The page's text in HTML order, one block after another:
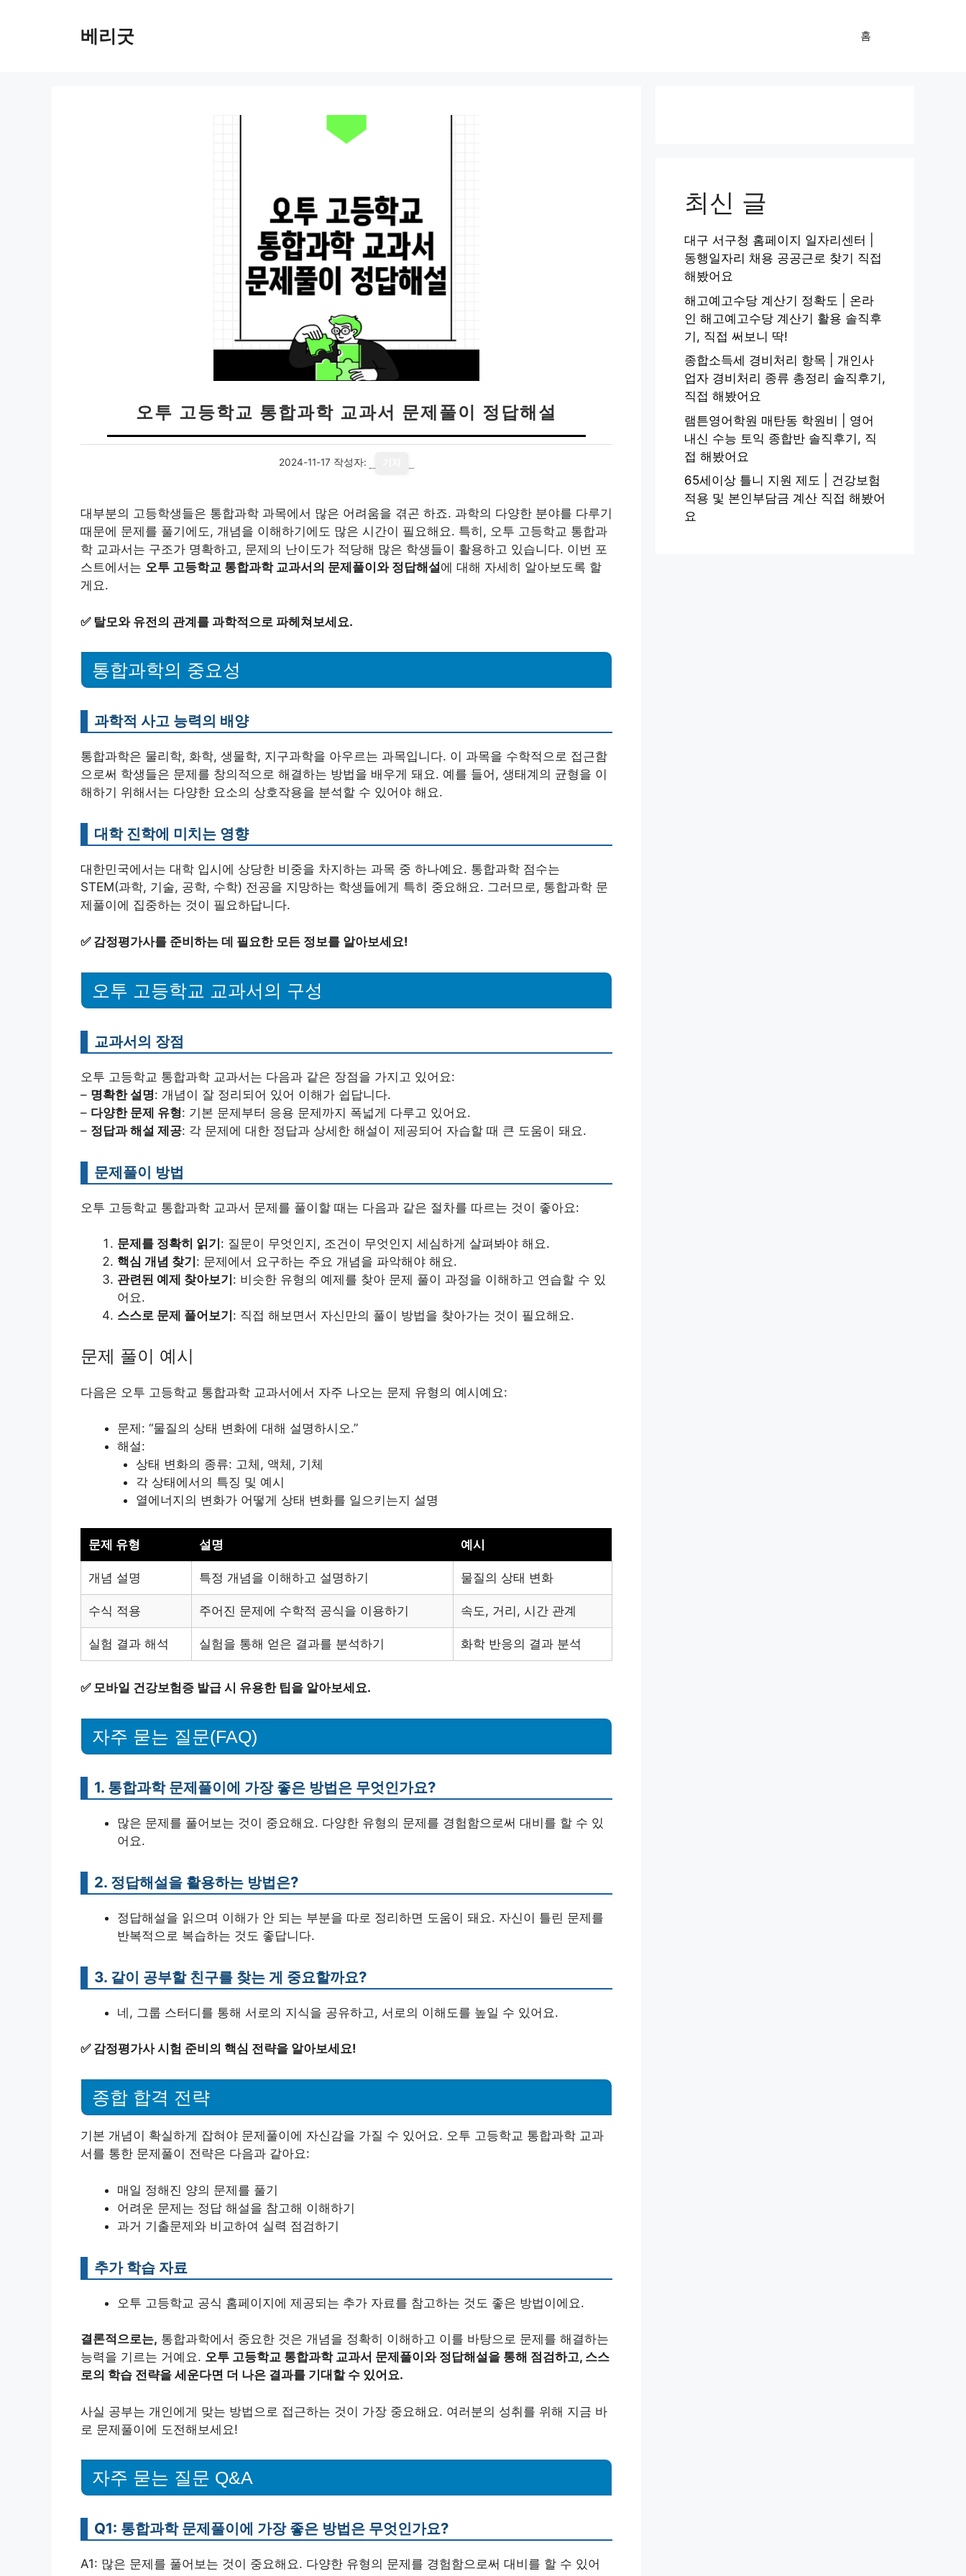
베리굿 홈
오투 고등학교 통합과학 교과서 문제풀이 정답해설
2024-11-17 작성자:
대부분의 고등학생들은 통합과학 과목에서 많은 어려움을 겪곤 하죠. 과학의 다양한 분야를 다루기
때문에 문제를 풀기에도, 개념을 이해하기에도 많은 시간이 필요해요. 특히, 오투 고등학교 통합과
학 교과서는 구조가 명확하고, 문제의 난이도가 적당해 많은 학생들이 활용하고 있습니다. 이번 포
스트에서는 오투 고등학교 통합과학 교과서의 문제풀이와 정답해설에 대해 자세히 알아보도록 할
게요.
✅ 탈모와 유전의 관계를 과학적으로 파헤쳐보세요.
통합과학의 중요성
과학적 사고 능력의 배양
통합과학은 물리학, 화학, 생물학, 지구과학을 아우르는 과목입니다. 이 과목을 수학적으로 접근함
으로써 학생들은 문제를 창의적으로 해결하는 방법을 배우게 돼요. 예를 들어, 생태계의 균형을 이
해하기 위해서는 다양한 요소의 상호작용을 분석할 수 있어야 해요.
대학 진학에 미치는 영향
대한민국에서는 대학 입시에 상당한 비중을 차지하는 과목 중 하나예요. 통합과학 점수는
STEM(과학, 기술, 공학, 수학) 전공을 지망하는 학생들에게 특히 중요해요. 그러므로, 통합과학 문
제풀이에 집중하는 것이 필요하답니다.
✅ 감정평가사를 준비하는 데 필요한 모든 정보를 알아보세요!
오투 고등학교 교과서의 구성
교과서의 장점
오투 고등학교 통합과학 교과서는 다음과 같은 장점을 가지고 있어요:
– 명확한 설명: 개념이 잘 정리되어 있어 이해가 쉽답니다.
– 다양한 문제 유형: 기본 문제부터 응용 문제까지 폭넓게 다루고 있어요.
– 정답과 해설 제공: 각 문제에 대한 정답과 상세한 해설이 제공되어 자습할 때 큰 도움이 돼요.
문제풀이 방법
오투 고등학교 통합과학 교과서 문제를 풀이할 때는 다음과 같은 절차를 따르는 것이 좋아요:
문제를 정확히 읽기 : 질문이 무엇인지, 조건이 무엇인지 세심하게 살펴봐야 해요.
핵심 개념 찾기 : 문제에서 요구하는 주요 개념을 파악해야 해요.
관련된 예제 찾아보기 : 비슷한 유형의 예제를 찾아 문제 풀이 과정을 이해하고 연습할 수 있
어요.
스스로 문제 풀어보기 : 직접 해보면서 자신만의 풀이 방법을 찾아가는 것이 필요해요.
문제 풀이 예시
다음은 오투 고등학교 통합과학 교과서에서 자주 나오는 문제 유형의 예시예요:
문제: “물질의 상태 변화에 대해 설명하시오.”
해설:
상태 변화의 종류: 고체, 액체, 기체
각 상태에서의 특징 및 예시
열에너지의 변화가 어떻게 상태 변화를 일으키는지 설명
문제 유형 설명 예시
개념 설명 특정 개념을 이해하고 설명하기 물질의 상태 변화
수식 적용 주어진 문제에 수학적 공식을 이용하기 속도, 거리, 시간 관계
실험 결과 해석 실험을 통해 얻은 결과를 분석하기 화학 반응의 결과 분석
✅ 모바일 건강보험증 발급 시 유용한 팁을 알아보세요.
자주 묻는 질문(FAQ)
1. 통합과학 문제풀이에 가장 좋은 방법은 무엇인가요?
많은 문제를 풀어보는 것이 중요해요. 다양한 유형의 문제를 경험함으로써 대비를 할 수 있
어요.
2. 정답해설을 활용하는 방법은?
정답해설을 읽으며 이해가 안 되는 부분을 따로 정리하면 도움이 돼요. 자신이 틀린 문제를
반복적으로 복습하는 것도 좋답니다.
3. 같이 공부할 친구를 찾는 게 중요할까요?
네, 그룹 스터디를 통해 서로의 지식을 공유하고, 서로의 이해도를 높일 수 있어요.
✅ 감정평가사 시험 준비의 핵심 전략을 알아보세요!
종합 합격 전략
기본 개념이 확실하게 잡혀야 문제풀이에 자신감을 가질 수 있어요. 오투 고등학교 통합과학 교과
서를 통한 문제풀이 전략은 다음과 같아요:
매일 정해진 양의 문제를 풀기
어려운 문제는 정답 해설을 참고해 이해하기
과거 기출문제와 비교하여 실력 점검하기
추가 학습 자료
오투 고등학교 공식 홈페이지에 제공되는 추가 자료를 참고하는 것도 좋은 방법이에요.
결론적으로는, 통합과학에서 중요한 것은 개념을 정확히 이해하고 이를 바탕으로 문제를 해결하는
능력을 기르는 거예요. 오투 고등학교 통합과학 교과서 문제풀이와 정답해설을 통해 점검하고, 스스
로의 학습 전략을 세운다면 더 나은 결과를 기대할 수 있어요.
사실 공부는 개인에게 맞는 방법으로 접근하는 것이 가장 중요해요. 여러분의 성취를 위해 지금 바
로 문제풀이에 도전해보세요!
자주 묻는 질문 Q&A
Q1: 통합과학 문제풀이에 가장 좋은 방법은 무엇인가요?
A1: 많은 문제를 풀어보는 것이 중요해요. 다양한 유형의 문제를 경험함으로써 대비를 할 수 있어
최신 글
대구 서구청 홈페이지 일자리센터 |
동행일자리 채용 공공근로 찾기 직접
해봤어요
해고예고수당 계산기 정확도 | 온라
인 해고예고수당 계산기 활용 솔직후
기, 직접 써보니 딱!
종합소득세 경비처리 항목 | 개인사
업자 경비처리 종류 총정리 솔직후기,
직접 해봤어요
램튼영어학원 매탄동 학원비 | 영어
내신 수능 토익 종합반 솔직후기, 직
접 해봤어요
65세이상 틀니 지원 제도 | 건강보험
적용 및 본인부담금 계산 직접 해봤어
요